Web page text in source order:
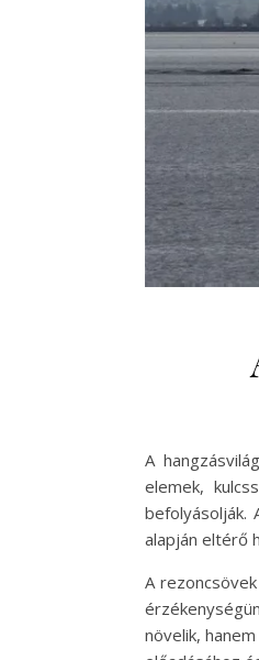
A
elemek,
befolyásolják.
alapján eltérő
A
növelik,